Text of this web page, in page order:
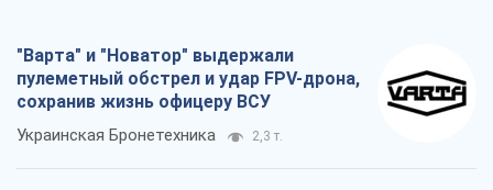
"Варта" и "Новатор" выдержали
пулеметный обстрел и удар FPV-дрона,
сохранив жизнь офицеру ВСУ
Украинская Бронетехника 2,3 т.